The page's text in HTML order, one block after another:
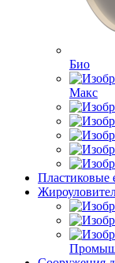
Био
Макс
Пластиковые